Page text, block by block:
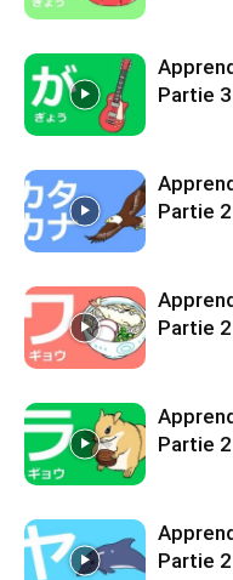
Partie
Partie
Partie
Partie
Partie